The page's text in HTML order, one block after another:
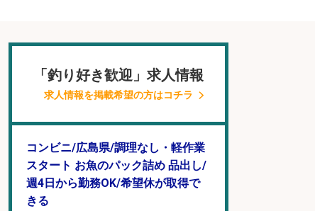
「釣り好き歓迎」求人情報
求人情報を掲載希望の方はコチラ
コンビニ/広島県/調理なし・軽作業
スタート お魚のパック詰め 品出し/
週4日から勤務OK/希望休が取得で
きる